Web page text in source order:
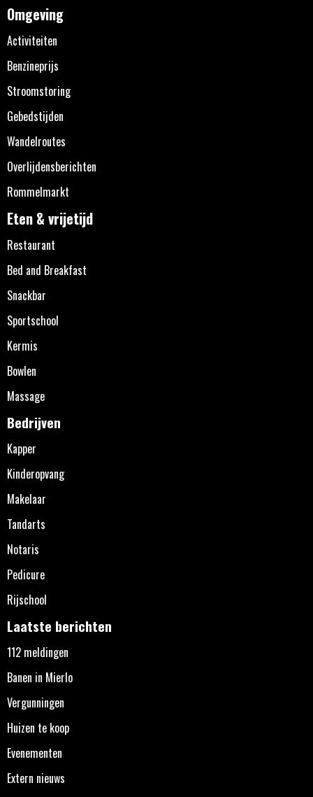
Omgeving
Activiteiten
Benzineprijs
Stroomstoring
Gebedstijden
Wandelroutes
Overlijdensberichten
Rommelmarkt
Eten & vrijetijd
Restaurant
Bed and Breakfast
Snackbar
Sportschool
Kermis
Bowlen
Massage
Bedrijven
Kapper
Kinderopvang
Makelaar
Tandarts
Notaris
Pedicure
Rijschool
Laatste berichten
112 meldingen
Banen in Mierlo
Vergunningen
Huizen te koop
Evenementen
Extern nieuws